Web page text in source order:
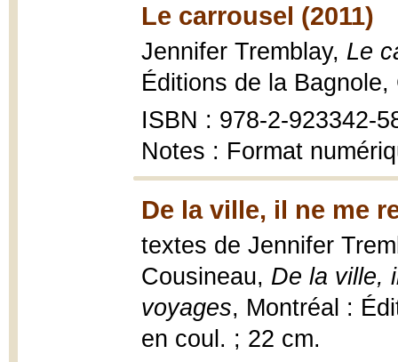
Le carrousel (2011)
Jennifer Tremblay, Le
Éditions de la
ISBN : 978-2-923342-
Notes : Format
De la ville, il ne me
textes de Jennifer
Cousineau, De la ville,
voyages, Montréal :
en coul. ; 22 cm.